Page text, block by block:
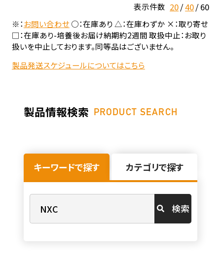
表示件数 20 40 60
※：お問い合わせ○：在庫あり △：在庫わずか ×：取り寄せ
□：在庫あり-培養後お届け納期約2週間 取扱中止：お取り
扱いを中止しております。同等品はございません。
製品発送スケジュールについてはこちら
製品情報検索 PRODUCT SEARCH
キーワードで探す カテゴリで探す
検索